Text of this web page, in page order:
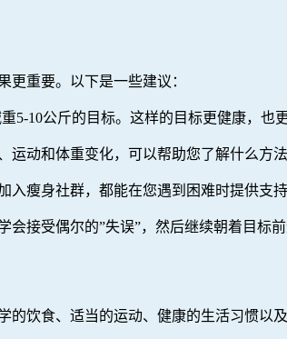
重要。以下是一些建议：
10公斤的目标。这样的目标更健康，也
动和体重变化，可以帮助您了解什么方
瘦身社群，都能在您遇到困难时提供支持
接受偶尔的”失误”，然后继续朝着目标
饮食、适当的运动、健康的生活习惯以